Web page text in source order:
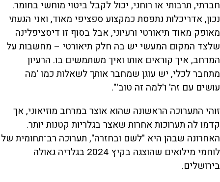
חברתי, תרבותי או רוחני, יכול לקבל ביטוי מוחשי בחומר.
נכון, אדריכלות נתפסת כמקצוע ספציפי מאוד, ואני הגעתי
מאופק מאוד תיאורטי ורעיוני, אבל בסוף זו דיסציפלינה
שלצד המקום המעשי יש בה חלק תיאורטי – מחשבות על
המרחב, איך קוראים אותו ואיך משתמשים בו. הרעיון
מתחבר לכלי, יש עוגן שמחבר אותך לשאלות כמו 'מה
עושים עם זה' ו'למה זה טוב'".
זוהי התערוכה הראשונה שהוא אוצר במרחב מוזיאוני, אך
קדמו לה תערוכות אחרות שאצר בגלריות קטנות יותר.
האחרונה שבהן היא "לשם ובחזרה", תערוכה רב־תחומית של
לוחמי מילואים שהוצגה בקיץ 2024 בגלריה גאולה
בירושלים.